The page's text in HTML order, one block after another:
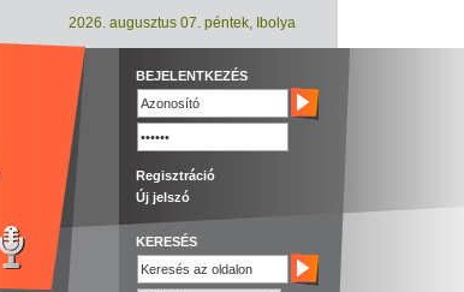
2026. augusztus 07. péntek, Ibolya
BEJELENTKEZÉS
Regisztráció
Új jelszó
KERESÉS